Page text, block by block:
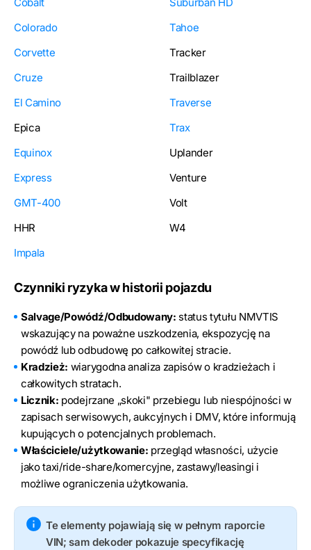
Colorado
Corvette
Cruze
El Camino
Epica
Equinox
Express
GMT-400
HHR
Impala
Tahoe
Tracker
Trailblazer
Traverse
Trax
Uplander
Venture
Volt
W4
Czynniki ryzyka w historii pojazdu
Salvage/Powódź/Odbudowany: status tytułu NMVTIS
wskazujący na poważne uszkodzenia, ekspozycję na
powódź lub odbudowę po całkowitej stracie.
Kradzież: wiarygodna analiza zapisów o kradzieżach i
całkowitych stratach.
Licznik: podejrzane „skoki" przebiegu lub niespójności w
zapisach serwisowych, aukcyjnych i DMV, które informują
kupujących o potencjalnych problemach.
Właściciele/użytkowanie: przegląd własności, użycie
jako taxi/ride-share/komercyjne, zastawy/leasingi i
możliwe ograniczenia użytkowania.
Te elementy pojawiają się w pełnym raporcie
VIN; sam dekoder pokazuje specyfikację